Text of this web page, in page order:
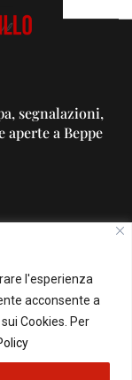
l'esperienza
acconsente a
Cookies. Per
segnalazioni,
a Beppe
PUBBLICITA'
su questo Blog: